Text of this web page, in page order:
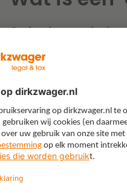
Onder de verordening
in één of meerdere
ecologisch
waarin een belegging
als ecologisch
substantieel bijdraagt